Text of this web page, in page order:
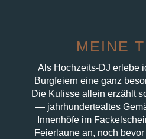
MEINE
Als Hochzeits-DJ erlebe
Burgfeiern eine ganz
Die Kulisse allein erzählt
— jahrhundertealtes
Innenhöfe im
Feierlaune an, noch